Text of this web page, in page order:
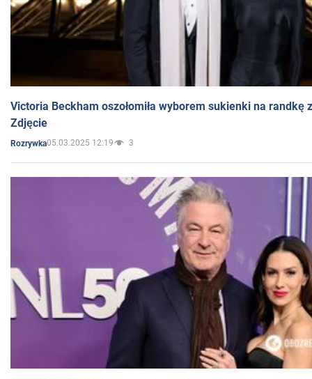
Victoria Beckham oszołomiła wyborem sukienki na randkę
Zdjęcie
Rozrywka05.03.2025 12:19 3